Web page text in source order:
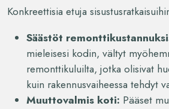
Konkreettisia etuja
Säästöt
mieleisesi kodin, vältyt
remonttikuluilta, jotka olisivat
kuin rakennusvaiheessa tehdyt
Muuttovalmis koti: Pääset